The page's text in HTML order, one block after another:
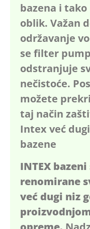
bazena i
oblik. Važan
održavanje
se filter
odstranjuje
nečistoće.
možete
taj način
Intex već
bazene
INTEX
renomirane
već dugi niz